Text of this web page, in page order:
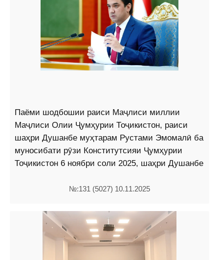
Паёми шодбошии раиси Маҷлиси миллии
Маҷлиси Олии Ҷумҳурии Тоҷикистон, раиси
шаҳри Душанбе муҳтарам Рустами Эмомалӣ ба
муносибати рӯзи Конститутсияи Ҷумҳурии
Тоҷикистон 6 ноябри соли 2025, шаҳри Душанбе
№:131 (5027) 10.11.2025